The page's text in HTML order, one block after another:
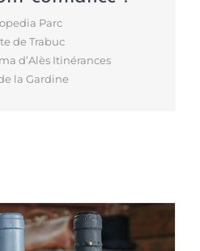
Parc
de Trabuc
d’Alès Itinérances
la Gardine